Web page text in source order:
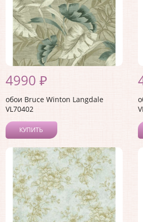
4990 ₽
обои Bruce Winton Langdale
VL70402
КУПИТЬ